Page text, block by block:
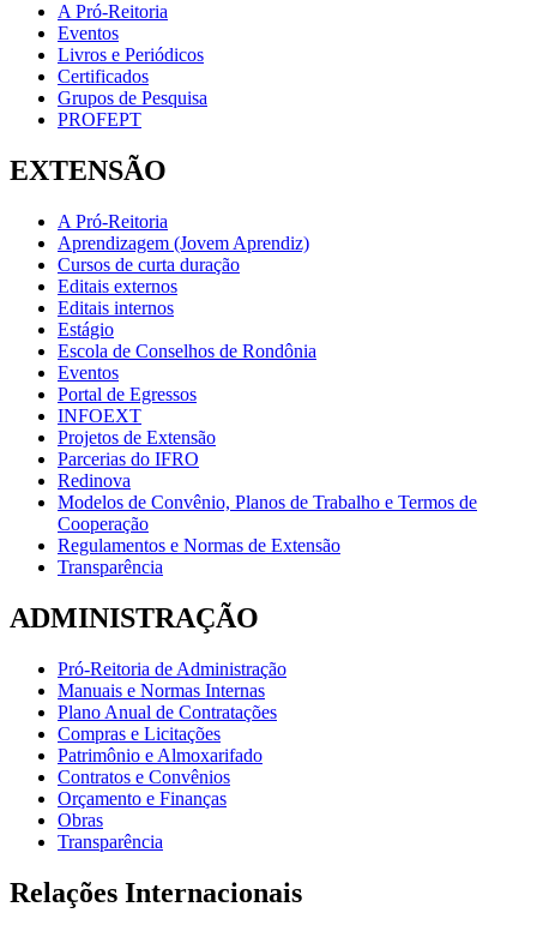
A Pró-Reitoria
Eventos
Livros e Periódicos
Certificados
Grupos de Pesquisa
PROFEPT
EXTENSÃO
A Pró-Reitoria
Aprendizagem (Jovem Aprendiz)
Cursos de curta duração
Editais externos
Editais internos
Estágio
Escola de Conselhos de Rondônia
Eventos
Portal de Egressos
INFOEXT
Projetos de Extensão
Parcerias do IFRO
Redinova
Modelos de Convênio, Planos de Trabalho e Termos de
Cooperação
Regulamentos e Normas de Extensão
Transparência
ADMINISTRAÇÃO
Pró-Reitoria de Administração
Manuais e Normas Internas
Plano Anual de Contratações
Compras e Licitações
Patrimônio e Almoxarifado
Contratos e Convênios
Orçamento e Finanças
Obras
Transparência
Relações Internacionais